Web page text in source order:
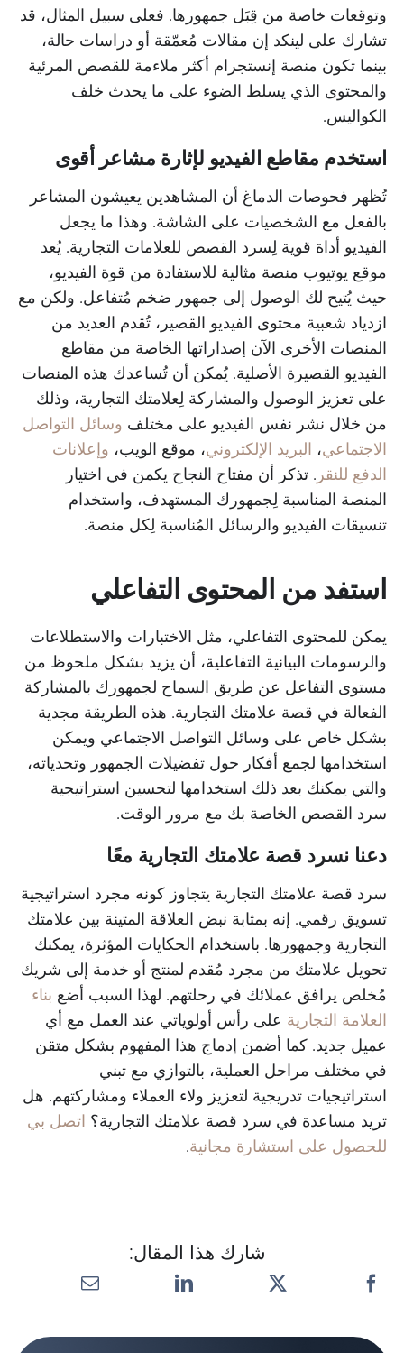
وتوقعات خاصة من قِبَل جمهورها. فعلى سبيل المثال، قد
تشارك على لينكد إن مقالات مُعمّقة أو دراسات حالة،
بينما تكون منصة إنستجرام أكثر ملاءمة للقصص المرئية
والمحتوى الذي يسلط الضوء على ما يحدث خلف
الكواليس.
استخدم مقاطع الفيديو لإثارة مشاعر أقوى
تُظهر فحوصات الدماغ أن المشاهدين يعيشون المشاعر
بالفعل مع الشخصيات على الشاشة. وهذا ما يجعل
الفيديو أداة قوية لِسرد القصص للعلامات التجارية. يُعد
موقع يوتيوب منصة مثالية للاستفادة من قوة الفيديو،
حيث يُتيح لك الوصول إلى جمهور ضخم مُتفاعل. ولكن مع
ازدياد شعبية محتوى الفيديو القصير، تُقدم العديد من
المنصات الأخرى الآن إصداراتها الخاصة من مقاطع
الفيديو القصيرة الأصلية. يُمكن أن تُساعدك هذه المنصات
على تعزيز الوصول والمشاركة لِعلامتك التجارية، وذلك
من خلال نشر نفس الفيديو على مختلف وسائل التواصل
الاجتماعي، البريد الإلكتروني، موقع الويب، وإعلانات
الدفع للنقر . تذكر أن مفتاح النجاح يكمن في اختيار
المنصة المناسبة لِجمهورك المستهدف، واستخدام
تنسيقات الفيديو والرسائل المُناسبة لِكل منصة.
استفد من المحتوى التفاعلي
يمكن للمحتوى التفاعلي، مثل الاختبارات والاستطلاعات
والرسومات البيانية التفاعلية، أن يزيد بشكل ملحوظ من
مستوى التفاعل عن طريق السماح لجمهورك بالمشاركة
الفعالة في قصة علامتك التجارية. هذه الطريقة مجدية
بشكل خاص على وسائل التواصل الاجتماعي ويمكن
استخدامها لجمع أفكار حول تفضيلات الجمهور وتحدياته،
والتي يمكنك بعد ذلك استخدامها لتحسين استراتيجية
سرد القصص الخاصة بك مع مرور الوقت.
دعنا نسرد قصة علامتك التجارية معًا
سرد قصة علامتك التجارية يتجاوز كونه مجرد استراتيجية
تسويق رقمي. إنه بمثابة نبض العلاقة المتينة بين علامتك
التجارية وجمهورها. باستخدام الحكايات المؤثرة، يمكنك
تحويل علامتك من مجرد مُقدم لمنتج أو خدمة إلى شريك
مُخلص يرافق عملائك في رحلتهم. لهذا السبب أضع بناء
العلامة التجارية على رأس أولوياتي عند العمل مع أي
عميل جديد. كما أضمن إدماج هذا المفهوم بشكل متقن
في مختلف مراحل العملية، بالتوازي مع تبني
استراتيجيات تدريجية لتعزيز ولاء العملاء ومشاركتهم. هل
تريد مساعدة في سرد قصة علامتك التجارية؟ اتصل بي
للحصول على استشارة مجانية.
شارك هذا المقال: